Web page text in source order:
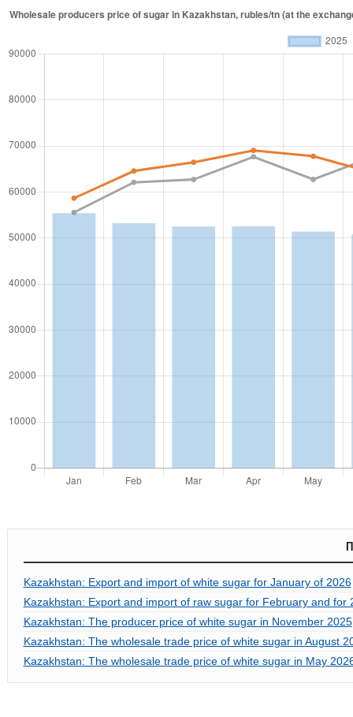
Kazakhstan: Export and import of white sugar for January of 2026
Kazakhstan: Export and import of raw sugar for February and for
Kazakhstan: The producer price of white sugar in November 2025
Kazakhstan: The wholesale trade price of white sugar in August
Kazakhstan: The wholesale trade price of white sugar in May